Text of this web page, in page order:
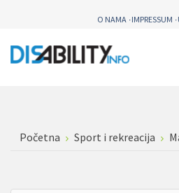
O NAMA IMPRESSUM
Početna Sport i rekreacija